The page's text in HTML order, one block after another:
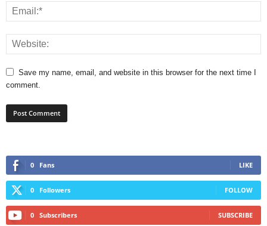
Save my name, email, and website in this browser for the next time I
comment.
0 Fans LIKE
0 Followers FOLLOW
0 Subscribers SUBSCRIBE